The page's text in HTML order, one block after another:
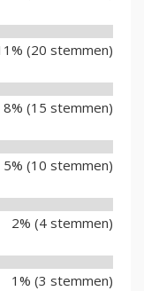
(20 stemmen)
8% (15 stemmen)
5% (10 stemmen)
2% (4 stemmen)
1% (3 stemmen)